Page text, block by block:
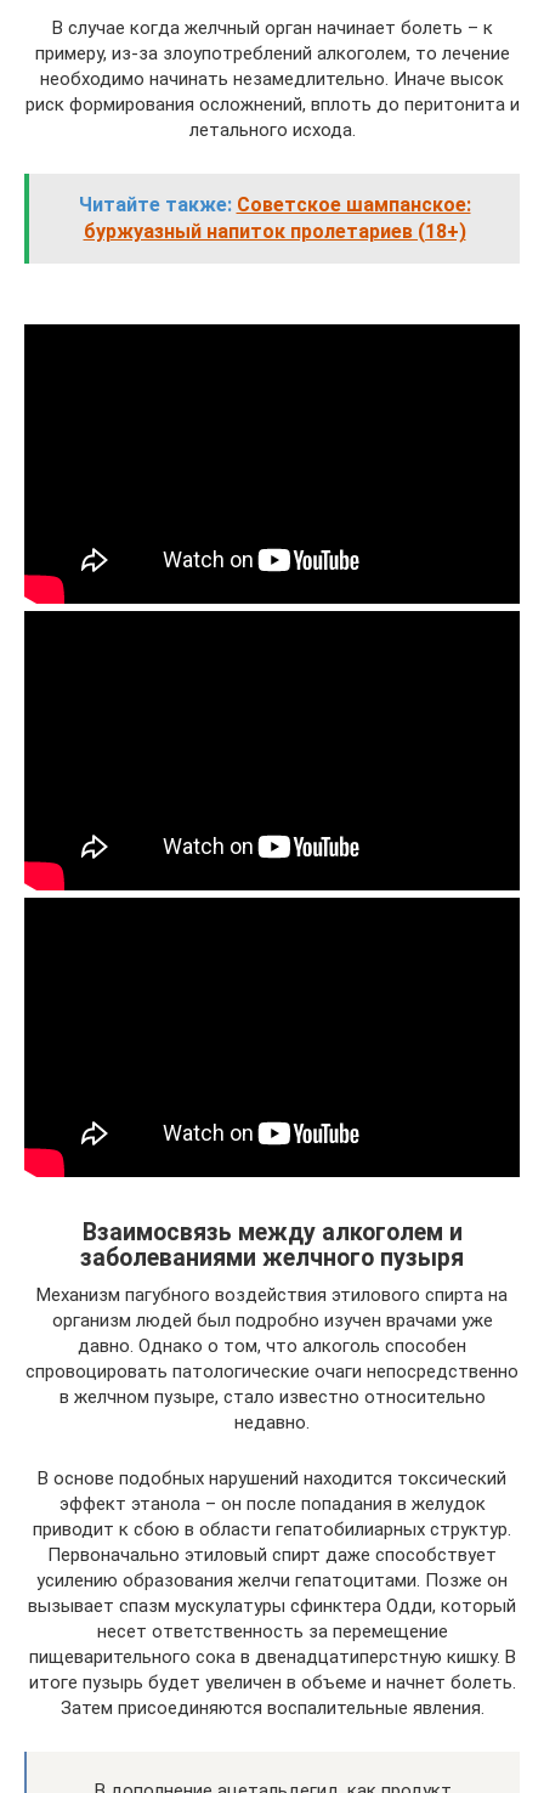
В случае когда желчный орган начинает болеть – к
примеру, из-за злоупотреблений алкоголем, то лечение
необходимо начинать незамедлительно. Иначе высок
риск формирования осложнений, вплоть до перитонита и
летального исхода.
Читайте также: Советское шампанское:
буржуазный напиток пролетариев (18+)
Взаимосвязь между алкоголем и
заболеваниями желчного пузыря
Механизм пагубного воздействия этилового спирта на
организм людей был подробно изучен врачами уже
давно. Однако о том, что алкоголь способен
спровоцировать патологические очаги непосредственно
в желчном пузыре, стало известно относительно
недавно.
В основе подобных нарушений находится токсический
эффект этанола – он после попадания в желудок
приводит к сбою в области гепатобилиарных структур.
Первоначально этиловый спирт даже способствует
усилению образования желчи гепатоцитами. Позже он
вызывает спазм мускулатуры сфинктера Одди, который
несет ответственность за перемещение
пищеварительного сока в двенадцатиперстную кишку. В
итоге пузырь будет увеличен в объеме и начнет болеть.
Затем присоединяются воспалительные явления.